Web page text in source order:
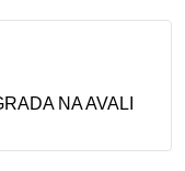
NA AVALI